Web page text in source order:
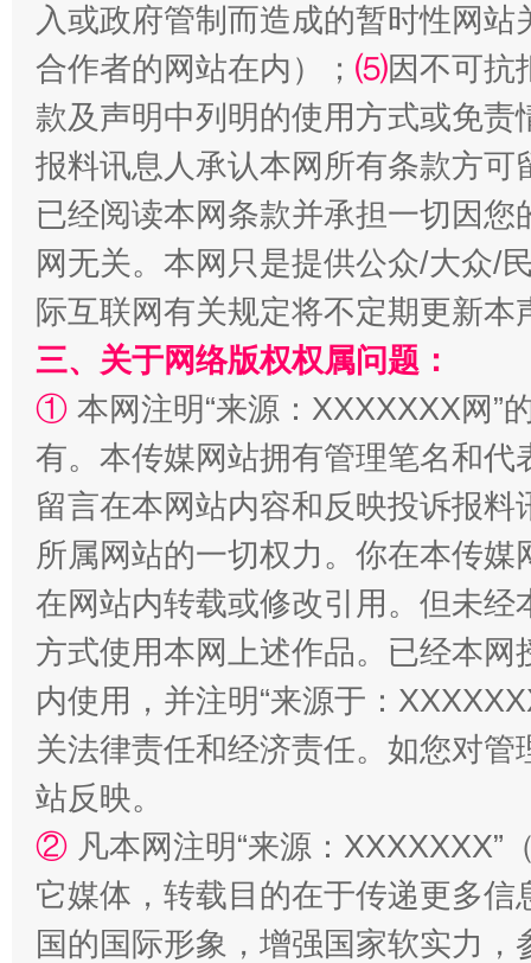
入或政府管制而造成的暂时性网
合作者的网站在内）； ⑸因不可抗
款及声明中列明的使用方式或免责
报料讯息人承认本网所有条款方
已经阅读本网条款并承担一切因
网无关。本网只是提供公众/大众/
际互联网有关规定将不定期更新本
三、关于网络版权权属问题：
① 本网注明“来源：XXXXXXX网”
有。本传媒网站拥有管理笔名和
留言在本网站内容和反映投诉报
所属网站的一切权力。你在本传
在网站内转载或修改引用。但未
方式使用本网上述作品。已经本
内使用，并注明“来源于：
关法律责任和经济责任。如您对
站反映。
② 凡本网注明“来源：
它媒体，转载目的在于传递更多
国的国际形象，增强国家软实力